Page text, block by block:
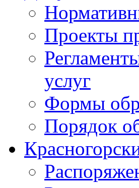
Проекты
услуг
Формы
Порядок